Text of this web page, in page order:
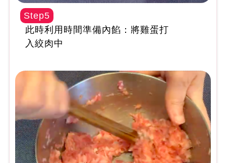
Step5
此時利用時間準備內餡：將雞蛋打
入絞肉中